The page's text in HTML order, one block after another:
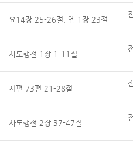
요14장 25-26절, 엡 1장 23절
사도행전 1장 1-11절
시편 73편 21-28절
사도행전 2장 37-47절